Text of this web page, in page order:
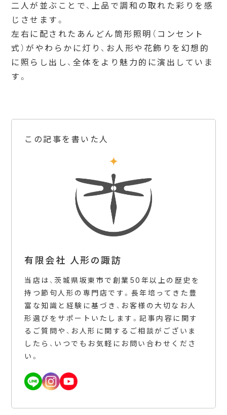
二人が並ぶことで、上品で調和の取れた彩りを感
じさせます。
左右に配されたあんどん筒形照明（コンセント
式）がやわらかに灯り、お人形や花飾りを幻想的
に照らし出し、全体をより魅力的に演出していま
す。
この記事を書いた人
有限会社 人形の諏訪
当店は、茨城県坂東市で創業50年以上の歴史を
持つ節句人形の専門店です。長年培ってきた豊
富な知識と経験に基づき、お客様の大切なお人
形選びをサポートいたします。記事内容に関す
るご質問や、お人形に関するご相談がございま
したら、いつでもお気軽にお問い合わせくださ
い。